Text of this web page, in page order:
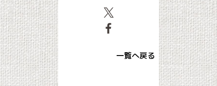
一覧へ戻る